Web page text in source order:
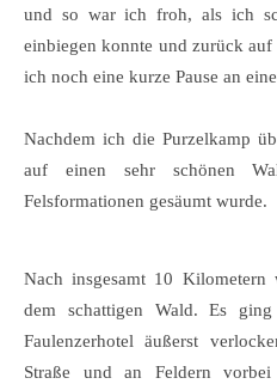
und so war ich froh, als ich
einbiegen konnte und zurück
ich noch eine kurze Pause an
Nachdem ich die Purzelkamp
auf einen sehr schönen
Felsformationen gesäumt wurde.
Nach insgesamt 10
dem schattigen Wald. Es
Faulenzerhotel äußerst
Straße und an Feldern